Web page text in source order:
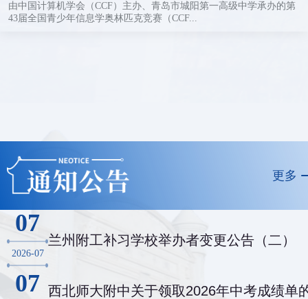
由中国计算机学会（CCF）主办、青岛市城阳第一高级中学承办的第
43届全国青少年信息学奥林匹克竞赛（CCF...
更多
07
2026-07
兰州附工补习学校举办者变更公告（二）
07 西北师大附中关于领取2026年中考成绩单